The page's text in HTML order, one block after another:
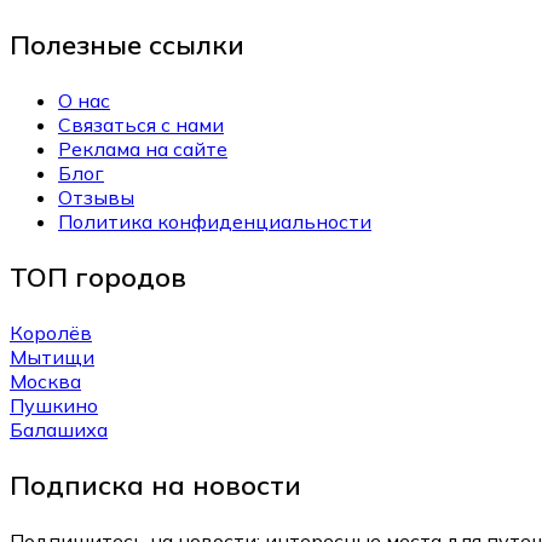
Полезные ссылки
О нас
Связаться с нами
Реклама на сайте
Блог
Отзывы
Политика конфиденциальности
ТОП городов
Королёв
Мытищи
Москва
Пушкино
Балашиха
Подписка на новости